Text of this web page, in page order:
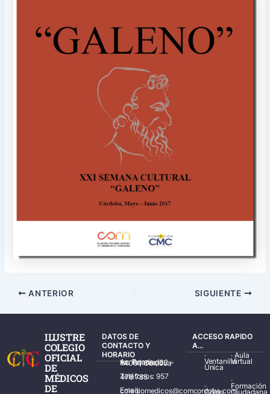
ANTERIOR SIGUIENTE
ILUSTRE
COLEGIO
OFICIAL
DE
MÉDICOS
DE
DATOS DE
CONTACTO Y
HORARIO
Av. Ronda de los Tejares, 32 – 14001 Córdoba
Teléfonos: 957 478 785
Email: colegiomedicos@comcordoba.com
ACCESO RAPIDO
A...
·
Ventanilla
Única
·
Cómo
·Aula
Virtual
·
Formación
Ciudadana